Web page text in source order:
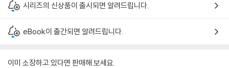
시리즈의 신상품이 출시되면 알려드립니다.
eBook이 출간되면 알려드립니다.
이미 소장하고 있다면 판매해 보세요.